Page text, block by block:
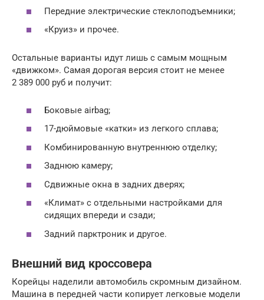
Передние электрические стеклоподъемники;
«Круиз» и прочее.
Остальные варианты идут лишь с самым мощным
«движком». Самая дорогая версия стоит не менее
2 389 000 руб и получит:
Боковые airbag;
17-дюймовые «катки» из легкого сплава;
Комбинированную внутреннюю отделку;
Заднюю камеру;
Сдвижные окна в задних дверях;
«Климат» с отдельными настройками для
сидящих впереди и сзади;
Задний парктроник и другое.
Внешний вид кроссовера
Корейцы наделили автомобиль скромным дизайном.
Машина в передней части копирует легковые модели